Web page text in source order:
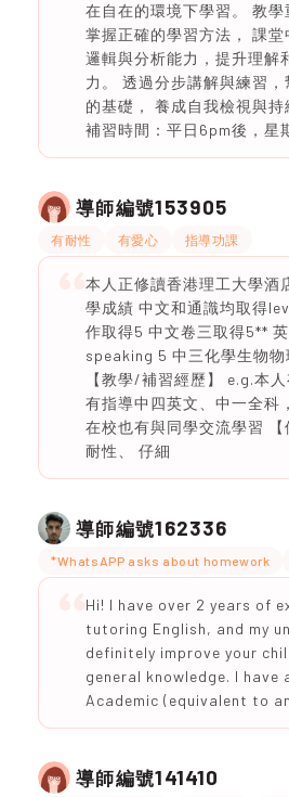
在自在的環境下學習。 教
掌握正確的學習方法， 課
邏輯與分析能力，提升理解
力。 透過分步講解與練習
的基礎， 養成自我檢視與
補習時間：平日6pm後，星
導師編號153905
有耐性 有愛心 指導功課
本人正修讀香港理工大學酒
學成績 中文和通識均取得
作取得5 中文卷三取得5**
speaking 5 中三化學生物
【教學/補習經歷】 e.g.本
有指導中四英文、中一全科
在校也有與同學交流學習
耐性、 仔細
導師編號162336
*WhatsAPP asks about homework
Hi! I have over 2 years of
tutoring English, and my
definitely improve your
general knowledge. I have
Academic (equivalent to
導師編號141410